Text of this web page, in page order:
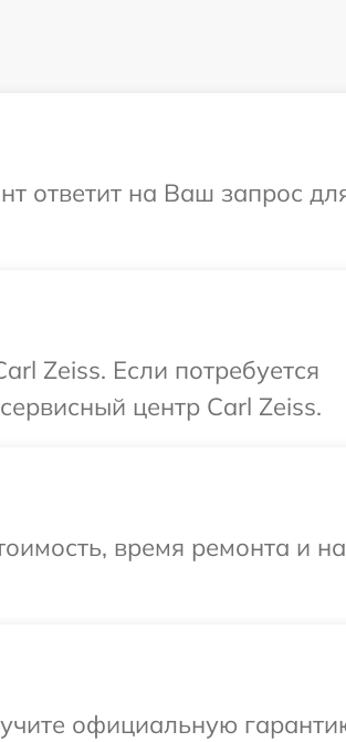
ответит на Ваш запрос
Zeiss. Если потребуется
центр Carl Zeiss.
время ремонта и
официальную